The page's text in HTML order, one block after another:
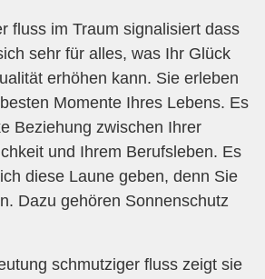
fluss im Traum signalisiert dass
sehr für alles, was Ihr Glück
erhöhen kann. Sie erleben
Momente Ihres Lebens. Es
Beziehung zwischen Ihrer
und Ihrem Berufsleben. Es
diese Laune geben, denn Sie
Dazu gehören Sonnenschutz
schmutziger fluss zeigt sie